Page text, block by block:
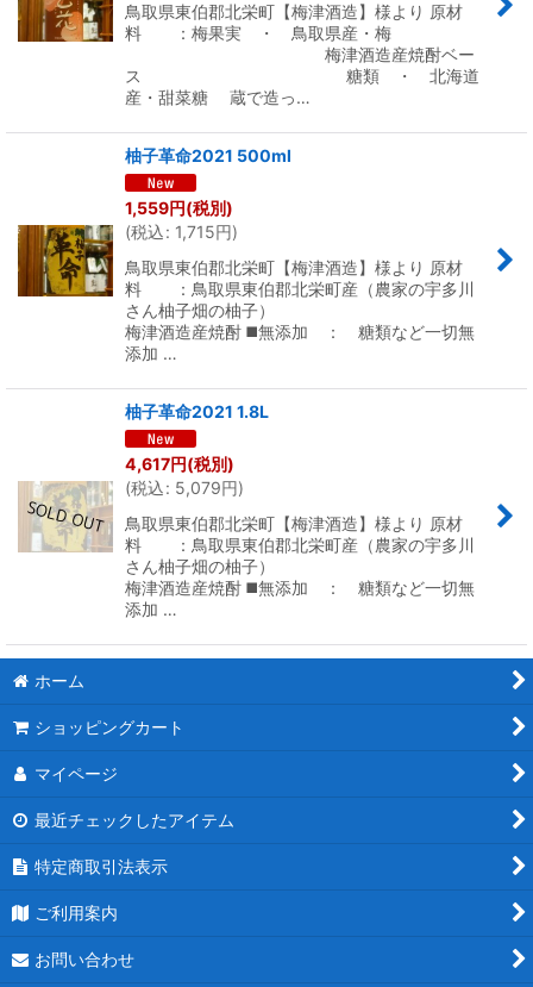
鳥取県東伯郡北栄町【梅津酒造】様より 原材
料 ：梅果実 ・ 鳥取県産・梅
梅津酒造産焼酎ベー
ス 糖類 ・ 北海道
産・甜菜糖 蔵で造っ…
柚子革命2021 500ml
1,559円(税別)
(税込: 1,715円)
鳥取県東伯郡北栄町【梅津酒造】様より 原材
料 ：鳥取県東伯郡北栄町産（農家の宇多川
さん柚子畑の柚子）
梅津酒造産焼酎 ◼️無添加 ： 糖類など一切無
添加 …
柚子革命2021 1.8L
4,617円(税別)
(税込: 5,079円)
鳥取県東伯郡北栄町【梅津酒造】様より 原材
料 ：鳥取県東伯郡北栄町産（農家の宇多川
さん柚子畑の柚子）
梅津酒造産焼酎 ◼️無添加 ： 糖類など一切無
添加 …
ホーム
ショッピングカート
マイページ
最近チェックしたアイテム
特定商取引法表示
ご利用案内
お問い合わせ